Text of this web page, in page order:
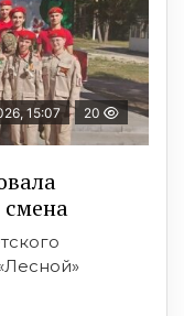
15:07 20